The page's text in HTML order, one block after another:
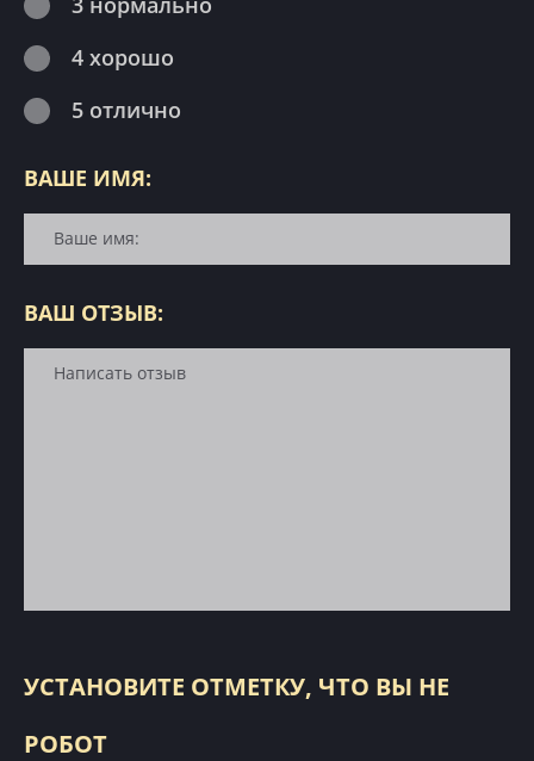
4 хорошо
5 отлично
ВАШЕ ИМЯ:
ВАШ ОТЗЫВ:
УСТАНОВИТЕ ОТМЕТКУ, ЧТО ВЫ НЕ
РОБОТ